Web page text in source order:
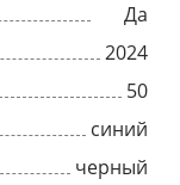
Да
2024
50
синий
черный